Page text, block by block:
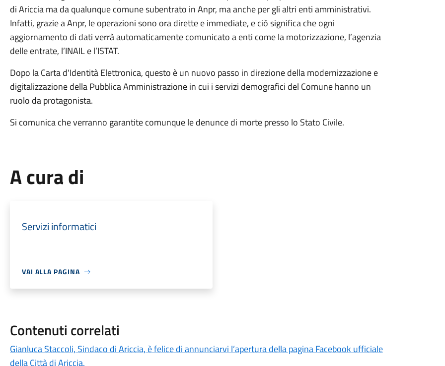
di Ariccia ma da qualunque comune subentrato in Anpr, ma anche per gli altri enti amministrativi.
Infatti, grazie a Anpr, le operazioni sono ora dirette e immediate, e ciò significa che ogni
aggiornamento di dati verrà automaticamente comunicato a enti come la motorizzazione, l’agenzia
delle entrate, l’INAIL e l’ISTAT.
Dopo la Carta d'Identità Elettronica, questo è un nuovo passo in direzione della modernizzazione e
digitalizzazione della Pubblica Amministrazione in cui i servizi demografici del Comune hanno un
ruolo da protagonista.
Si comunica che verranno garantite comunque le denunce di morte presso lo Stato Civile.
A cura di
Servizi informatici
VAI ALLA PAGINA
Contenuti correlati
Gianluca Staccoli, Sindaco di Ariccia, è felice di annunciarvi l’apertura della pagina Facebook ufficiale
della Città di Ariccia.